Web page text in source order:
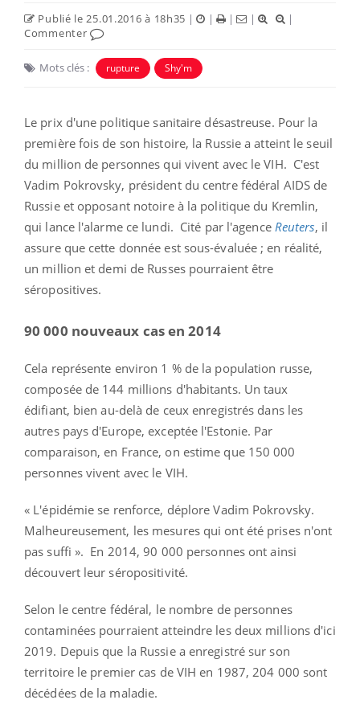
Publié le 25.01.2016 à 18h35 | | | |
|
Commenter
Mots clés : rupture Shy'm
Le prix d'une politique sanitaire désastreuse. Pour la
première fois de son histoire, la Russie a atteint le seuil
du million de personnes qui vivent avec le VIH. C'est
Vadim Pokrovsky, président du centre fédéral AIDS de
Russie et opposant notoire à la politique du Kremlin,
qui lance l'alarme ce lundi. Cité par l'agence Reuters, il
assure que cette donnée est sous-évaluée ; en réalité,
un million et demi de Russes pourraient être
séropositives.
90 000 nouveaux cas en 2014
Cela représente environ 1 % de la population russe,
composée de 144 millions d'habitants. Un taux
édifiant, bien au-delà de ceux enregistrés dans les
autres pays d'Europe, exceptée l'Estonie. Par
comparaison, en France, on estime que 150 000
personnes vivent avec le VIH.
« L'épidémie se renforce, déplore Vadim Pokrovsky.
Malheureusement, les mesures qui ont été prises n'ont
pas suffi ». En 2014, 90 000 personnes ont ainsi
découvert leur séropositivité.
Selon le centre fédéral, le nombre de personnes
contaminées pourraient atteindre les deux millions d'ici
2019. Depuis que la Russie a enregistré sur son
territoire le premier cas de VIH en 1987, 204 000 sont
décédées de la maladie.